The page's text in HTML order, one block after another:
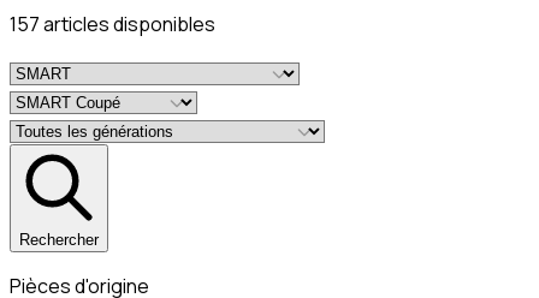
157articlesdisponibles
Rechercher
Pièces d'origine